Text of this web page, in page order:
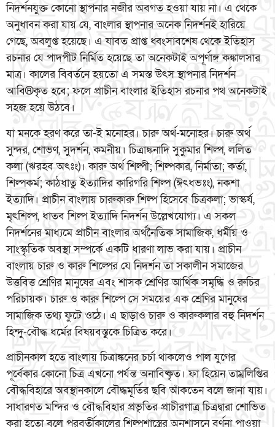
নিদর্শনযুক্ত কোনো স্থাপনার নজীর অবগত হওয়া যায় না। এ থেকে
অনুধাবন করা যায় যে, বাংলার স্থাপনার অনেক নিদর্শনই হারিয়ে
গেছে, অবলুপ্ত হয়েছে। এ যাবত প্রাপ্ত ধ্বংসাবশেষ থেকে ইতিহাস
রচনার যে পাদপীট নির্মিত হয়েছে তা অনেকটাই অপূর্ণাঙ্গ কঙ্কালসার
মাত্র। কালের বিবর্তনে হয়তো এ সমস্ত উৎস স্থাপনার নিদর্শন
আবি®কৃত হবে; ফলে প্রাচীন বাংলার ইতিহাস রচনার পথ অনেকটাই
সহজ হয়ে উঠবে।
যা মনকে হরণ করে তা-ই মনোহর। চারু অর্থ-মনোহর। চারু অর্থ
সুন্দর, শোভণ, সুদর্শন, কমনীয়। চিত্রাঙ্কনাদি সুকুমার শিল্প, ললিত
কলা (ঋরহব অৎঃং)। কারু অর্থ শিল্পী; শিল্পকার, নির্মাতা; কর্তা,
শিল্পকর্ম; কাঠধাতু ইত্যাদির কারিগরি শিল্প (ঈৎধভঃং), নকশা
ইত্যাদি। প্রাচীন বাংলায় চারুকারু শিল্প হিসেবে চিত্রকলা; ভাস্কর্য,
মৃৎশিল্প, ধাতব শিল্প ইত্যাদি নিদর্শন উল্লেখযোগ্য। এ সকল
নিদর্শনের মাধ্যমে প্রাচীন বাংলার অর্থনৈতিক সামাজিক, ধর্মীয় ও
সাংস্কৃতিক অবস্থা সম্পর্কে একটি ধারণা লাভ করা যায়। প্রাচীন
বাংলায় চারু ও কারু শিল্পের যে নিদর্শন তা সকালীন সমাজের
উত্তবিত্ত শ্রেণির মানুষের এবং শাসক শ্রেণির আর্থিক সমৃদ্ধি ও রুচির
পরিচায়ক। চারু ও কারু শিল্পে সে সময়ের এক শ্রেণির মানুষের
সামাজিক তথ্য ফুটে ওঠে। এ ছাড়াও চারু ও কারুকলার বহু নিদর্শন
হিন্দু-বৌদ্ধ ধর্মের বিষয়বস্তুকে চিত্রিত করে।
প্রাচীনকাল হতে বাংলায় চিত্রাঙ্কনের চর্চা থাকলেও পাল যুগের
পূর্বেকার কোনো চিত্র এখনো পর্যন্ত অনাবিষ্কৃত। ফা হিয়েন তাম্রলিপ্তির
বৌদ্ধবিহারে অবস্থানকালে বৌদ্ধমূর্তির ছবি আঁকতেন বলে জানা যায়।
সাধারণত মন্দির ও বৌদ্ধবিহার প্রভৃতির প্রাচীরগাত্র চিত্রদ্বারা শোভিত
করা হতো বলে পরবর্তীকালের শিল্পশাস্ত্রের অনুশাসনে বর্ণনা পাওয়া